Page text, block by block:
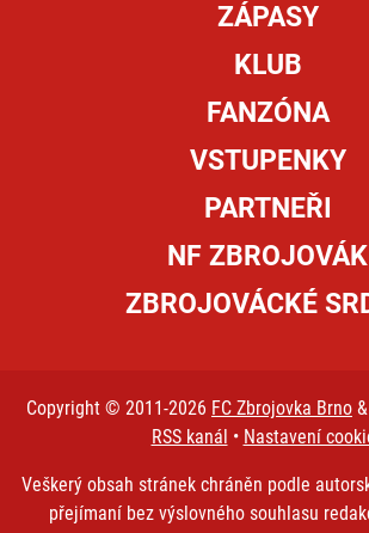
ZÁPASY
KLUB
FANZÓNA
VSTUPENKY
PARTNEŘI
NF ZBROJOVÁK
ZBROJOVÁCKÉ
Copyright © 2011-2026 FC Zbrojovka Brno &
RSS kanál • Nastavení
Veškerý obsah stránek chráněn podle
přejímaní bez výslovného souhlasu